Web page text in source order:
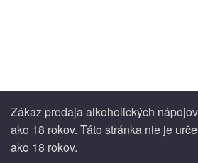
Zákaz predaja alkoholických
ako 18 rokov. Táto stránka nie je
ako 18 rokov.